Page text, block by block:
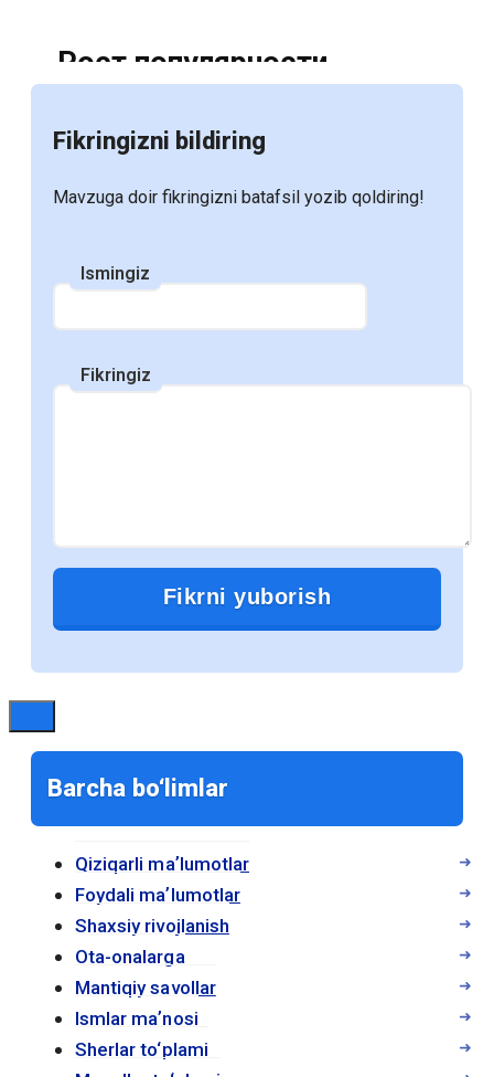
Рост популярности
Причины и перспективы
устройств, электронные учебники
колледжи и университеты переходят на
продолжает расти и какие
преимущества они предоставляют.
доступом к интернету, чтобы получить
доступ к учебным материалам. Это
особенно полезно для студентов,
которые часто находятся в движении
или не имеют возможности носить с
собой тяжелые печатные книги.
Электронные учебники позволяют
студентам быстро находить нужную
информацию с помощью функции
Fikringizni bildiring
Mavzuga doir fikringizni batafsil yozib qoldiring!
Ismingiz
Fikringiz
Barcha bo‘limlar
Qiziqarli maʼlumotlar
Foydali maʼlumotlar
Shaxsiy rivojlanish
Ota-onalarga
Mantiqiy savollar
Ismlar maʼnosi
Sherlar to‘plami